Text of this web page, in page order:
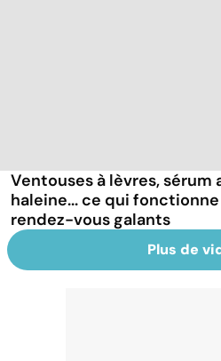
Ventouses à lèvres, sérum
haleine... ce qui
rendez-vous galants
Plus de